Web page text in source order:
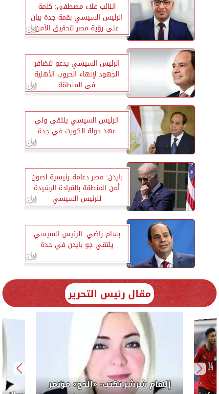
النائب علاء مصطفى: كلمة
الرئيس السيسي بقمة جدة بيان
على رؤية مصر لتحقيق الأمن
والسلام والتنمية للشعوب العربية
الرئيس السيسي يدعو لتضافر
الجهود لإنهاء الحروب الأهلية
فى المنطقة
الرئيس السيسي يلتقي ولي
عهد دولة الكويت في جدة
بايدن: مصر دعامة رئيسية لصون
أمن المنطقة بالقيادة الرشيدة
للرئيس السيسي
بسام راضي: الرئيس السيسي
يلتقي جو بايدن في جدة
مقال رئيس التحرير